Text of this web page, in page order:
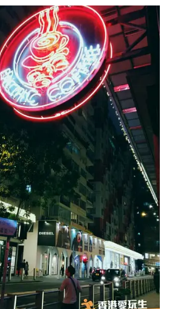
NOW VIEWING
升的咖啡店 — Pacific Coffee
愛